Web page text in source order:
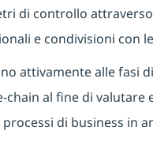
di controllo
e condivisioni con
attivamente alle fasi
chain al fine di valutare
di business in